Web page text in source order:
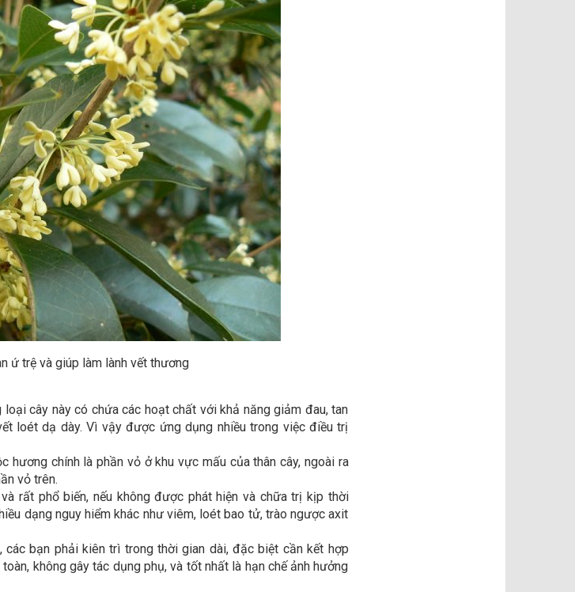
ứ trệ và giúp làm lành vết thương
cây này có chứa các hoạt chất với khả năng giảm đau, tan
loét dạ dày. Vì vậy được ứng dụng nhiều trong việc điều trị
hương chính là phần vỏ ở khu vực mấu của thân cây, ngoài ra
vỏ trên.
rất phổ biến, nếu không được phát hiện và chữa trị kịp thời
dạng nguy hiểm khác như viêm, loét bao tử, trào ngược axit
bạn phải kiên trì trong thời gian dài, đặc biệt cần kết hợp
không gây tác dụng phụ, và tốt nhất là hạn chế ảnh hưởng